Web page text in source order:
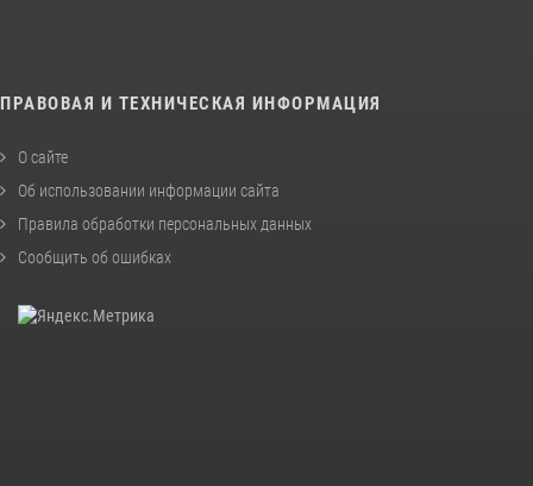
ПРАВОВАЯ И ТЕХНИЧЕСКАЯ ИНФОРМАЦИЯ
О сайте
Об использовании информации сайта
Правила обработки персональных данных
Сообщить об ошибках